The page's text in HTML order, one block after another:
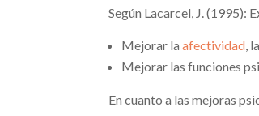
Según Lacarcel, J. (1995):
Mejorar laafectividad,
Mejorar las funciones
En cuanto a las mejoras